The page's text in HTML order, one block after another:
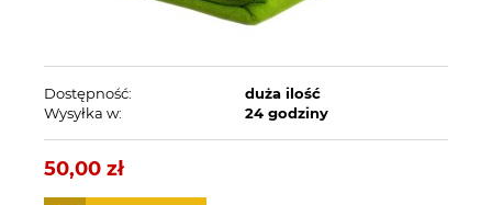
Dostępność:
duża ilość
Wysyłka w:
24 godziny
50,00 zł